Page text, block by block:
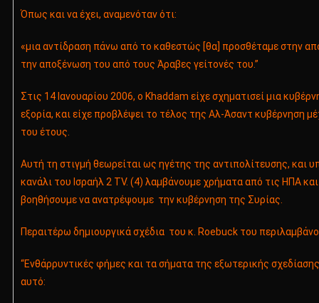
Όπως και να έχει, αναμενόταν ότι:
«μια αντίδραση πάνω από το καθεστώς [θα] προσθέταμε στην
την αποξένωση του από τους Άραβες γείτονές του.”
Στις 14 Ιανουαρίου 2006, ο Khaddam είχε σχηματισεί μια
εξορία, και είχε προβλέψει το τέλος της Αλ-Άσαντ κυβέρνηση
του έτους.
Αυτή τη στιγμή θεωρείται ως ηγέτης της αντιπολίτευσης, και
κανάλι του Ισραήλ 2 TV. (4) λαμβάνουμε χρήματα από τις ΗΠΑ
βοηθήσουμε να ανατρέψουμε την κυβέρνηση της Συρίας.
Περαιτέρω δημιουργικά σχέδια του κ. Roebuck του
“Ενθάρρυντικές φήμες και τα σήματα της εξωτερικής
αυτό: